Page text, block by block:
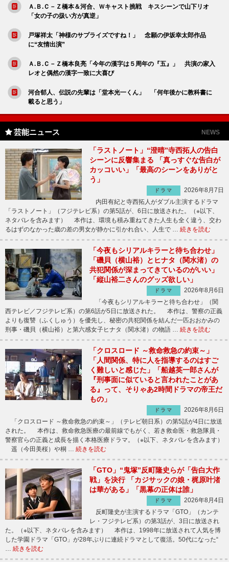
Ａ.Ｂ.Ｃ－Ｚ橋本＆河合、Ｗキャスト挑戦 キスシーンで山下リオ
「女の子の扱い方が真逆」
戸塚祥太「神様のサプライズですね！」 念願の伊坂幸太郎作品
に“友情出演”
Ａ.Ｂ.Ｃ－Ｚ橋本良亮「今年の漢字は５周年の『五』」 共演の家入
レオと偶然の漢字一致に大喜び
河合郁人、伝説の先輩は「堂本光一くん」 「何年後かに教科書に
載ると思う」
芸能ニュース NEWS
「ラストノート」“澄晴”寺西拓人の告白
シーンに反響集まる 「真っすぐな告白が
カッコいい」「最高のシーンをありがと
う」
ドラマ
2026年8月7日
内田有紀と寺西拓人がダブル主演するドラマ
「ラストノート」（フジテレビ系）の第5話が、6日に放送された。（※以下、
ネタバレを含みます） 本作は、環境も積み重ねてきた人生も全く違う、交わ
るはずのなかった歳の差の男女が静かに引かれ合い、人生で … 続きを読む
「今夜もシリアルキラーと待ち合わせ」
「磯貝（横山裕）とヒナタ（関水渚）の
共犯関係が深まってきているのがいい」
「縦山裕二さんのグッズ欲しい」
ドラマ
2026年8月6日
「今夜もシリアルキラーと待ち合わせ」（関
西テレビ／フジテレビ系）の第6話が5日に放送された。 本作は、警察の正義
よりも復讐（ふくしゅう）を優先し、秘密の共犯関係を結んだ一匹おおかみの
刑事・磯貝（横山裕）と第六感女子ヒナタ（関水渚）の物語 … 続きを読む
「クロスロード ～救命救急の約束～」
「人間関係、特に人を指導するのはすご
く難しいと感じた」「船越英一郎さんが
『刑事面に似ていると言われたことがあ
る』って、そりゃあ2時間ドラマの帝王だ
もの」
ドラマ
2026年8月6日
「クロスロード ～救命救急の約束～」（テレビ朝日系）の第5話が4日に放送
された。 本作は、救命救急医療の最前線でもがく、若き救命医・救急隊員・
警察官らの正義と成長を描く本格医療ドラマ。（※以下、ネタバレを含みます）
遥（今田美桜）や桐 … 続きを読む
「GTO」“鬼塚”反町隆史らが「告白大作
戦」を決行 「カジサックの娘・梶原叶渚
は華がある」「黒幕の正体は誰」
ドラマ
2026年8月4日
反町隆史が主演するドラマ「GTO」（カンテ
レ・フジテレビ系）の第3話が、3日に放送され
た。（※以下、ネタバレを含みます） 本作は、1998年に放送されて人気を博
した学園ドラマ「GTO」が28年ぶりに連続ドラマとして復活。50代になった“
… 続きを読む